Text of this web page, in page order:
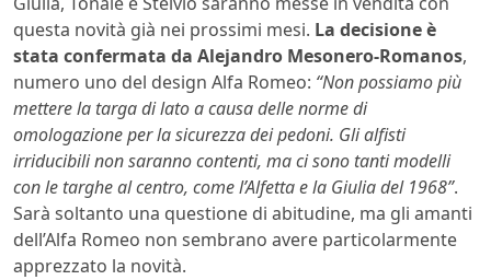
questa novità già nei prossimi mesi. La decisione è
stata confermata da Alejandro Mesonero-Romanos,
numero uno del design Alfa Romeo: “Non possiamo più
mettere la targa di lato a causa delle norme di
omologazione per la sicurezza dei pedoni. Gli alfisti
irriducibili non saranno contenti, ma ci sono tanti modelli
con le targhe al centro, come l’Alfetta e la Giulia del 1968”.
Sarà soltanto una questione di abitudine, ma gli amanti
dell’Alfa Romeo non sembrano avere particolarmente
apprezzato la novità.